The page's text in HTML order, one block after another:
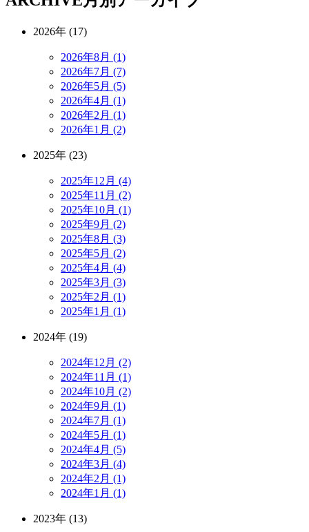
2026年 (17)
2026年8月 (1)
2026年7月 (7)
2026年5月 (5)
2026年4月 (1)
2026年2月 (1)
2026年1月 (2)
2025年 (23)
2025年12月 (4)
2025年11月 (2)
2025年10月 (1)
2025年9月 (2)
2025年8月 (3)
2025年5月 (2)
2025年4月 (4)
2025年3月 (3)
2025年2月 (1)
2025年1月 (1)
2024年 (19)
2024年12月 (2)
2024年11月 (1)
2024年10月 (2)
2024年9月 (1)
2024年7月 (1)
2024年5月 (1)
2024年4月 (5)
2024年3月 (4)
2024年2月 (1)
2024年1月 (1)
2023年 (13)